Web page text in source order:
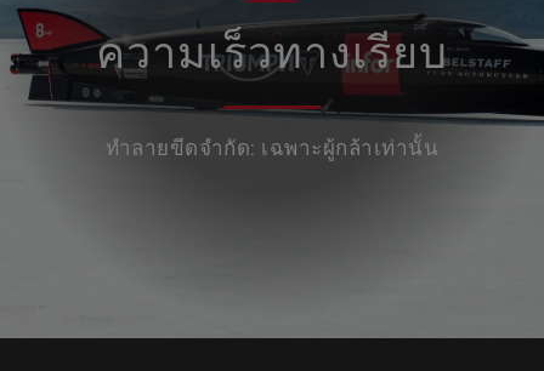
ความเร็วทางเรียบ
ทำลายขีดจำกัด: เฉพาะผู้กล้าเท่านั้น